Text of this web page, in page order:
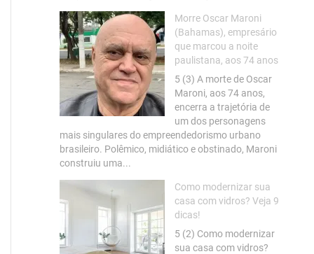
Morre Oscar Maroni
(Bahamas), empresário
que marcou a noite
paulistana, aos 74 anos
5 (3) A morte de Oscar
Maroni, aos 74 anos,
encerra a trajetória de
um dos personagens
mais singulares do empreendedorismo urbano
brasileiro. Polêmico, midiático e obstinado, Maroni
construiu uma...
Como modernizar sua
casa com vidros? Veja 9
dicas!
5 (2) Como modernizar
sua casa com vidros?